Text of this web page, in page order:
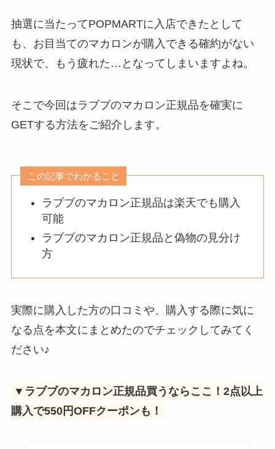
抽選に当たってPOPMARTに入店できたとして
も、お目当てのマカロンが購入できる確約がない
現状で、もう疲れた…となってしまいますよね。
そこで今回はラブブのマカロン正規品を確実に
GETする方法をご紹介します。
この記事でわかること
ラブブのマカロン正規品は楽天でも購入
可能
ラブブのマカロン正規品と偽物の見分け
方
実際に購入した方の口コミや、購入する際に気に
なる点を本文にまとめたのでチェックしてみてく
ださい♪
▼ラブブのマカロン正規品買うならここ！2点以上
購入で550円OFFクーポンも！